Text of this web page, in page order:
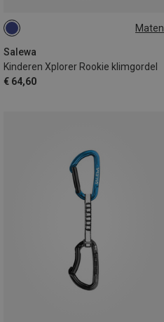
Maten
Salewa
Kinderen Xplorer Rookie klimgordel
€ 64,60
XXS | 54-75CM